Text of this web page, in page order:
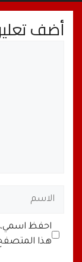
أضف
الاسم
البريد
الإلكتروني
الموقع
الإلكتروني
احفظ اسمي،
هذا